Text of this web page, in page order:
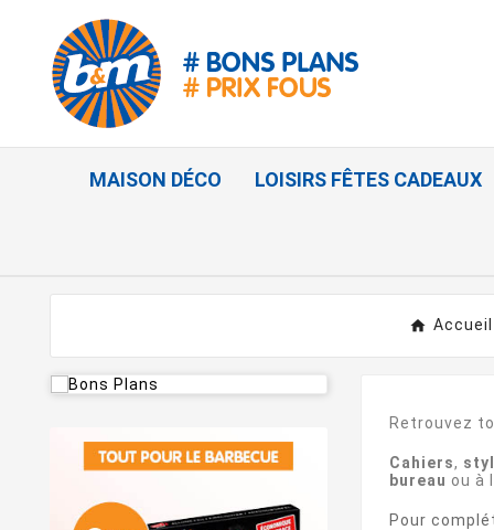
MAISON DÉCO LOISIRS FÊTES CADEAUX
Accueil
Retrouvez
Cahiers,
bureau ou à
Pour